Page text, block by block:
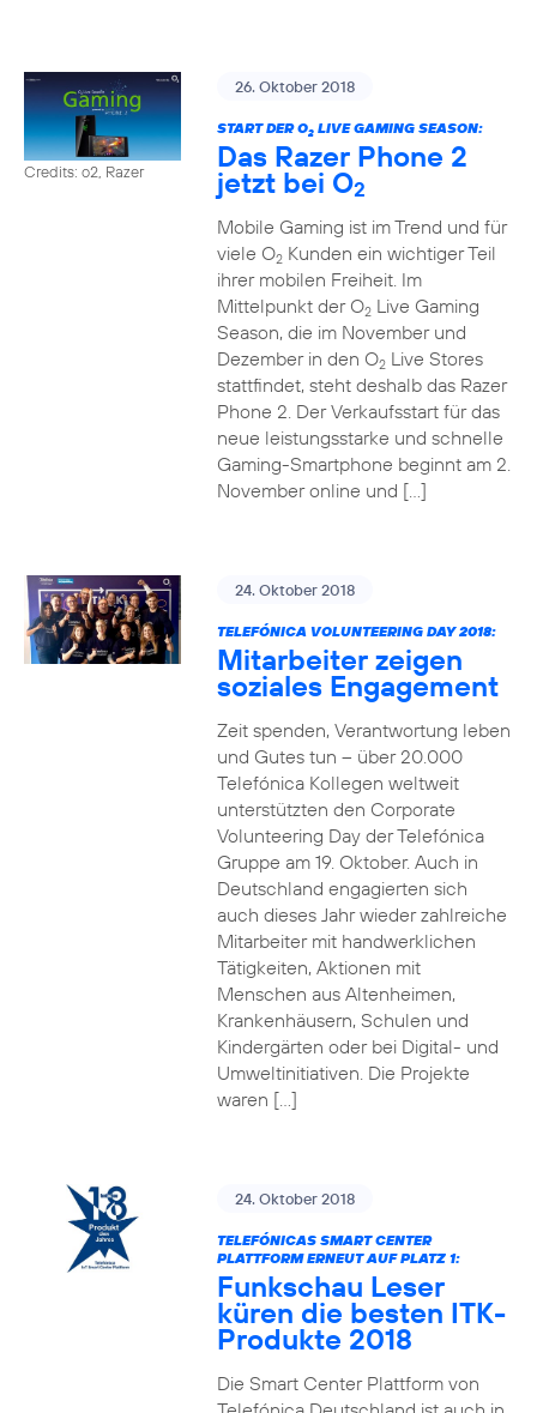
Credits: o2, Razer
26. Oktober 2018
START DER O2LIVE GAMING SEASON:
Das Razer Phone 2
jetzt bei O2
Mobile Gaming ist im Trend und für
viele O2Kunden ein wichtiger Teil
ihrer mobilen Freiheit. Im
Mittelpunkt der O2Live Gaming
Season, die im November und
Dezember in den O2Live Stores
stattfindet, steht deshalb das Razer
Phone 2. Der Verkaufsstart für das
neue leistungsstarke und schnelle
Gaming-Smartphone beginnt am 2.
November online und […]
24. Oktober 2018
TELEFÓNICA VOLUNTEERING DAY 2018:
Mitarbeiter zeigen
soziales Engagement
Zeit spenden, Verantwortung leben
und Gutes tun – über 20.000
Telefónica Kollegen weltweit
unterstützten den Corporate
Volunteering Day der Telefónica
Gruppe am 19. Oktober. Auch in
Deutschland engagierten sich
auch dieses Jahr wieder zahlreiche
Mitarbeiter mit handwerklichen
Tätigkeiten, Aktionen mit
Menschen aus Altenheimen,
Krankenhäusern, Schulen und
Kindergärten oder bei Digital- und
Umweltinitiativen. Die Projekte
waren […]
24. Oktober 2018
TELEFÓNICAS SMART CENTER
PLATTFORM ERNEUT AUF PLATZ 1:
Funkschau Leser
küren die besten ITK-
Produkte 2018
Die Smart Center Plattform von